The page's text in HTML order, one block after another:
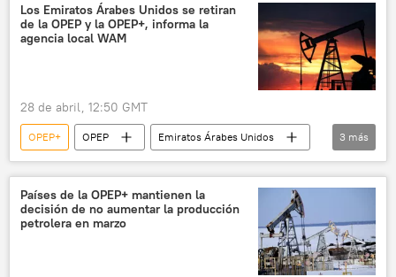
Los Emiratos Árabes Unidos se retiran
de la OPEP y la OPEP+, informa la
agencia local WAM
28 de abril, 12:50 GMT
OPEP+ OPEP
Emiratos Árabes Unidos
Economía
📈 Mercados y finanzas
petróleo
3 más
Países de la OPEP+ mantienen la
decisión de no aumentar la producción
petrolera en marzo